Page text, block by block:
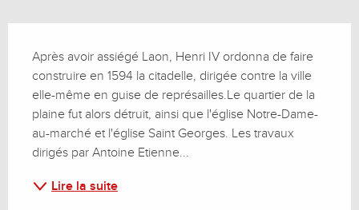
Après avoir assiégé Laon, Henri IV ordonna de faire
construire en 1594 la citadelle, dirigée contre la ville
elle-même en guise de représailles.Le quartier de la
plaine fut alors détruit, ainsi que l'église Notre-Dame-
au-marché et l'église Saint Georges. Les travaux
dirigés par Antoine Etienne...
Lire la suite